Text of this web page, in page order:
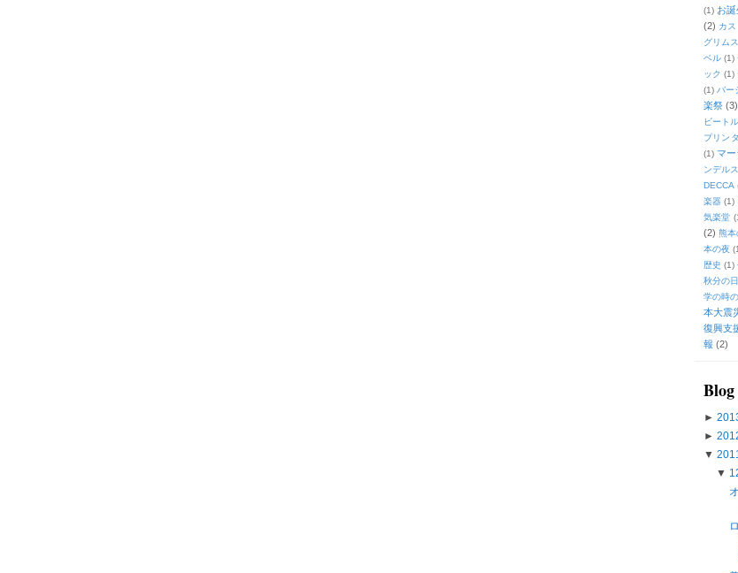
(1) お
(2) カス
グリムス
ベル (1)
ック (1)
(1) バー
楽祭 (3)
ビート
プリン
(1) マー
ンデル
DECCA
楽器 (1)
気楽堂
(2) 熊本
本の夜
歴史 (1)
秋分の日
学の時
本大震
復興支
報 (2)
►
►
▼
▼